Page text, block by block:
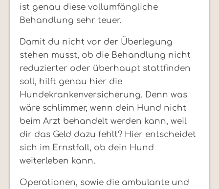
ist genau diese vollumfängliche
Behandlung sehr teuer.
Damit du nicht vor der Überlegung
stehen musst, ob die Behandlung nicht
reduzierter oder überhaupt stattfinden
soll, hilft genau hier die
Hundekrankenversicherung. Denn was
wäre schlimmer, wenn dein Hund nicht
beim Arzt behandelt werden kann, weil
dir das Geld dazu fehlt? Hier entscheidet
sich im Ernstfall, ob dein Hund
weiterleben kann.
Operationen, sowie die ambulante und